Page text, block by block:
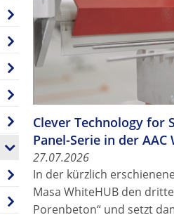
Clever Technology for
Panel-Serie in der
27.07.2026
In der kürzlich
Masa WhiteHUB den
Porenbeton“ und setzt